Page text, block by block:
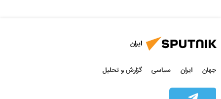
ایران
جهان ایران سیاسی گزارش و تحلیل